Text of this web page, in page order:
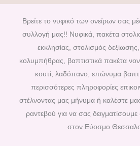
e
b
o
o
k
t
e
r
e
s
t
Βρείτε το νυφικό των ονείρων σας
συλλογή μας!! Νυφικά, πακέτα
εκκλησίας, στολισμός
κολυμπήθρας, βαπτιστικά πακέτα
κουτί, λαδόπανο, επώνυμα
περισσότερες πληροφορίες
στέλνοντας μας μήνυμα ή καλέστε
ραντεβού για να σας
στον Εύοσμο